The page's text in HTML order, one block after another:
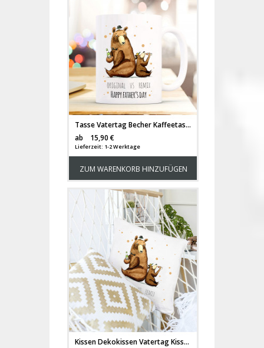
Tasse Vatertag Becher Kaffeetasse Kaffeebecher Bären mit Punkten und Spruch original vs remix happy father's day ts452
ab
15,90 €
Lieferzeit: 1-2 Werktage
ZUM WARENKORB HINZUFÜGEN
Kissen Dekokissen Vatertag Kissen Dekokissen Vatertag mit Bär & Bärchen Punkten und Spruch Original vs Remix happy father's day inklusive Füllung ks122